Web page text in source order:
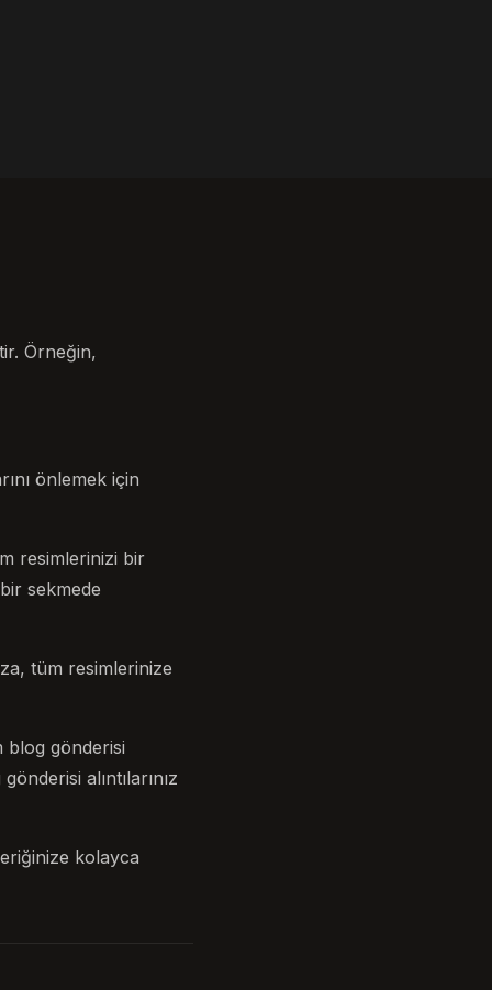
Örneğin,
önlemek için
resimlerinizi bir
sekmede
tüm resimlerinize
blog gönderisi
alıntılarınız
kolayca